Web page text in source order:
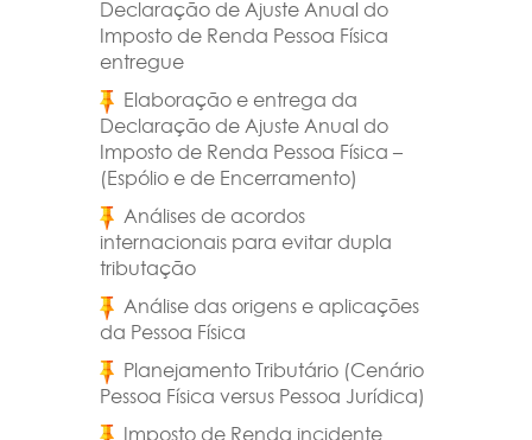
Declaração de Ajuste Anual do
Imposto de Renda Pessoa Física
entregue
Elaboração e entrega da
Declaração de Ajuste Anual do
Imposto de Renda Pessoa Física –
(Espólio e de Encerramento)
Análises de acordos
internacionais para evitar dupla
tributação
Análise das origens e aplicações
da Pessoa Física
Planejamento Tributário (Cenário
Pessoa Física versus Pessoa Jurídica)
Imposto de Renda incidente